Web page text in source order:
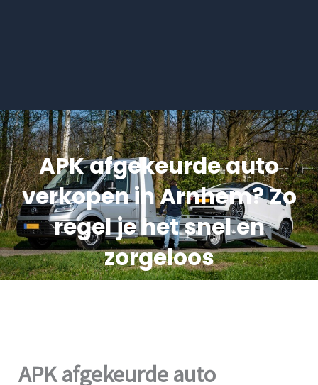
APK afgekeurde auto
verkopen in Arnhem? Zo
regel je het snel en
zorgeloos
APK afgekeurde auto